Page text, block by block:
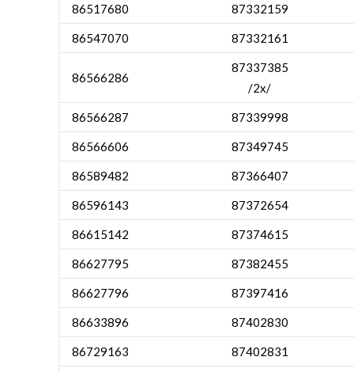
86517680 87332159
86547070 87332161
86566286
87337385
/2x/
86566287 87339998
86566606 87349745
86589482 87366407
86596143 87372654
86615142 87374615
86627795 87382455
86627796 87397416
86633896 87402830
86729163 87402831